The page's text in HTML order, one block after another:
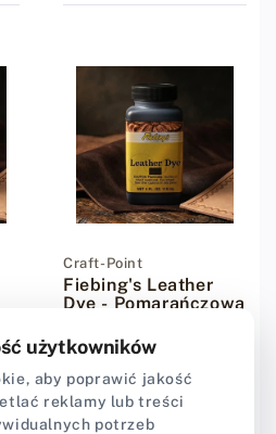
Dostawca:
Craft-Point
Fiebing's Leather
Dye - Pomarańczowa
ml
★★★★★
★★★★★4,67 (3)
Cena regularna
35,90 zł
użytkowników
aby poprawić jakość
reklamy lub treści
potrzeb